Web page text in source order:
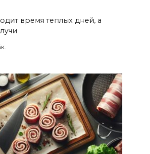
время теплых дней, а